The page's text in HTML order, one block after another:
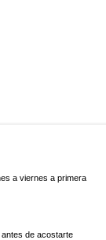
a viernes a primera
de acostarte